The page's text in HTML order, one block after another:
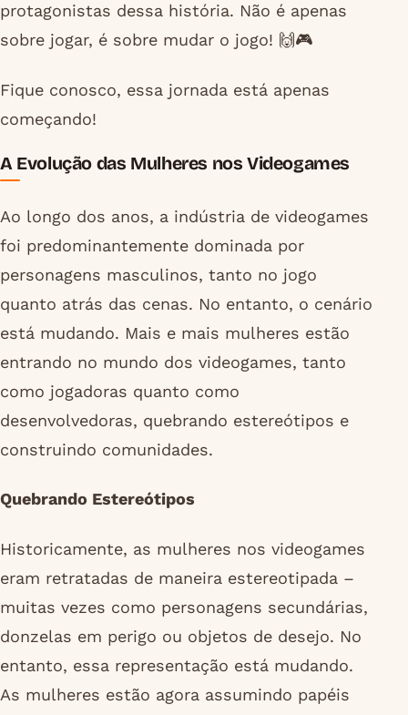
protagonistas dessa história. Não é apenas
sobre jogar, é sobre mudar o jogo! 🙌🎮
Fique conosco, essa jornada está apenas
começando!
A Evolução das Mulheres nos Videogames
Ao longo dos anos, a indústria de videogames
foi predominantemente dominada por
personagens masculinos, tanto no jogo
quanto atrás das cenas. No entanto, o cenário
está mudando. Mais e mais mulheres estão
entrando no mundo dos videogames, tanto
como jogadoras quanto como
desenvolvedoras, quebrando estereótipos e
construindo comunidades.
Quebrando Estereótipos
Historicamente, as mulheres nos videogames
eram retratadas de maneira estereotipada –
muitas vezes como personagens secundárias,
donzelas em perigo ou objetos de desejo. No
entanto, essa representação está mudando.
As mulheres estão agora assumindo papéis